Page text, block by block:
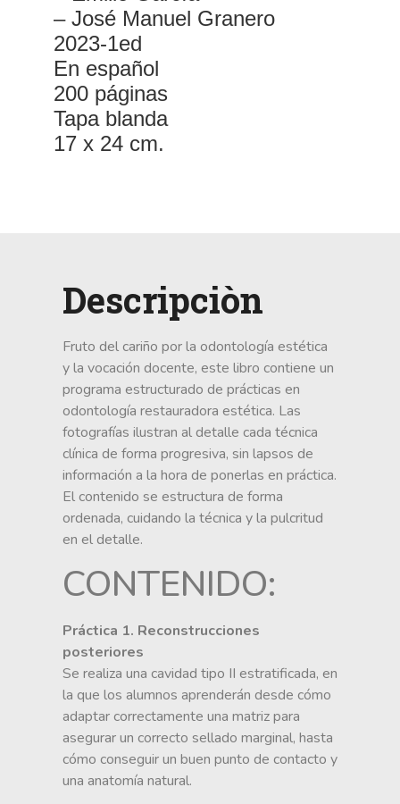
– José Manuel Granero
2023-1ed
En español
200 páginas
Tapa blanda
17 x 24 cm.
Descripciòn
Fruto del cariño por la odontología estética
y la vocación docente, este libro contiene un
programa estructurado de prácticas en
odontología restauradora estética. Las
fotografías ilustran al detalle cada técnica
clínica de forma progresiva, sin lapsos de
información a la hora de ponerlas en práctica.
El contenido se estructura de forma
ordenada, cuidando la técnica y la pulcritud
en el detalle.
CONTENIDO:
Práctica 1. Reconstrucciones
posteriores
Se realiza una cavidad tipo II estratificada, en
la que los alumnos aprenderán desde cómo
adaptar correctamente una matriz para
asegurar un correcto sellado marginal, hasta
cómo conseguir un buen punto de contacto y
una anatomía natural.